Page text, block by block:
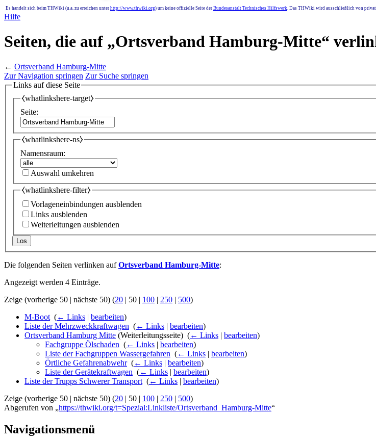
Es handelt sich beim THWiki (u.a. zu erreichen unter http://www.thwiki.org) um keine offizielle Seite der Bundesanstalt Technisches Hilfswerk. Das THWiki wird ausschließlich von
Hilfe
Seiten, die auf „Ortsverband Hamburg-Mitte“
← Ortsverband Hamburg-Mitte
Zur Navigation springen Zur Suche springen
Links auf diese Seite
⧼whatlinkshere-target⧽
Seite:
⧼whatlinkshere-ns⧽
Namensraum:
Auswahl umkehren
⧼whatlinkshere-filter⧽
Vorlageneinbindungen ausblenden
Links ausblenden
Weiterleitungen ausblenden
Los
Die folgenden Seiten verlinken aufOrtsverband Hamburg-Mitte:
Angezeigt werden 4 Einträge.
Zeige (vorherige 50 | nächste 50) (20 | 50 | 100 | 250 | 500)
M-Boot (← Links | bearbeiten)
Liste der Mehrzweckkraftwagen (← Links | bearbeiten)
Ortsverband Hamburg Mitte (Weiterleitungsseite) ‎ (← Links | bearbeiten)
Fachgruppe Ölschaden (← Links | bearbeiten)
Liste der Fachgruppen Wassergefahren (← Links | bearbeiten)
Örtliche Gefahrenabwehr‎ (← Links | bearbeiten)
Liste der Gerätekraftwagen (← Links | bearbeiten)
Liste der Trupps Schwerer Transport (← Links | bearbeiten)
Zeige (vorherige 50 | nächste 50) (20 | 50 | 100 | 250 | 500)
Abgerufen von „https://thwiki.org/t=Spezial:Linkliste/Ortsverband_Hamburg-Mitte“
Navigationsmenü